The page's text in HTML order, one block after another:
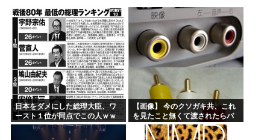
高市首相、出張マッサージへ
アキバ冥途戦争とかいうアニメwww
【画像】小池百合子×高市早苗
【高市】ゴラム(56歳)、女子中学生をナイフで脅し性的暴...
5ちゃんのどこでもいいけど、日本人の税金使って日本人批判...
海外「あるある！」日本を旅行した外国人が患う新たな症状「...
日本をダメにした総理大臣、ワ
ースト１位が同点でこの人ｗｗ
ｗｗｗｗ
【画像】 今のクソガキ共、これ
を見たこと無くて渡されたらパ
ニクるらしいｗｗｗｗｗｗｗｗ
ｗｗｗｗｗ